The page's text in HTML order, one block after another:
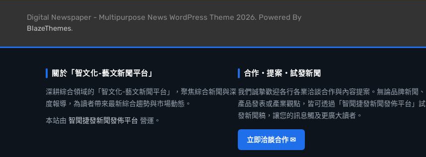
Digital Newspaper - Multipurpose News WordPress Theme 2026. Powered By
BlazeThemes.
關於「智文化-藝文新聞平台」
深耕綜合領域的「智文化-藝文新聞平台」，聚焦綜合新聞與深
度報導，為讀者帶來最新綜合趨勢與市場動態。
本站由 智聞捷發新聞發佈平台 營運。
合作・提案・試發新聞
我們誠摯歡迎各行各業洽談合作與內容提案。無論品牌新聞、
產品發表或產業觀點，皆可透過「智聞捷發新聞發佈平台」試
發新聞稿，讓您的訊息觸及更廣大讀者。
立即洽談合作 ✉